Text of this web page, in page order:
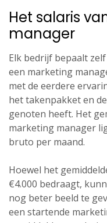
Het salaris
manager
Elk bedrijf bepaalt
een marketing
met de eerdere
het takenpakket en
genoten heeft. Het
marketing manager
bruto per maand.
Hoewel het
€4.000 bedraagt,
nog beter beeld te
een startende